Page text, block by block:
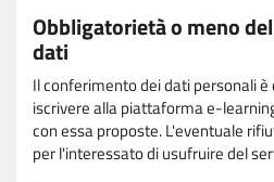
Obbligatorietà o meno
dati
Il conferimento dei dati personali
iscrivere alla piattaforma e-
con essa proposte. L'eventuale
per l'interessato di usufruire del